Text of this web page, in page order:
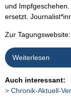
und
ersetzt.
Zur Tagungswebsite:
Weiterlesen
Auch interessant:
Chronik-Aktuell-